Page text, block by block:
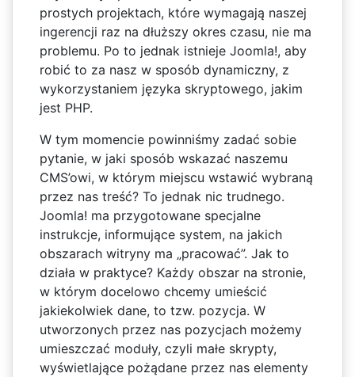
prostych projektach, które wymagają naszej
ingerencji raz na dłuższy okres czasu, nie ma
problemu. Po to jednak istnieje Joomla!, aby
robić to za nasz w sposób dynamiczny, z
wykorzystaniem języka skryptowego, jakim
jest PHP.
W tym momencie powinniśmy zadać sobie
pytanie, w jaki sposób wskazać naszemu
CMS’owi, w którym miejscu wstawić wybraną
przez nas treść? To jednak nic trudnego.
Joomla! ma przygotowane specjalne
instrukcje, informujące system, na jakich
obszarach witryny ma „pracować”. Jak to
działa w praktyce? Każdy obszar na stronie,
w którym docelowo chcemy umieścić
jakiekolwiek dane, to tzw. pozycja. W
utworzonych przez nas pozycjach możemy
umieszczać moduły, czyli małe skrypty,
wyświetlające pożądane przez nas elementy